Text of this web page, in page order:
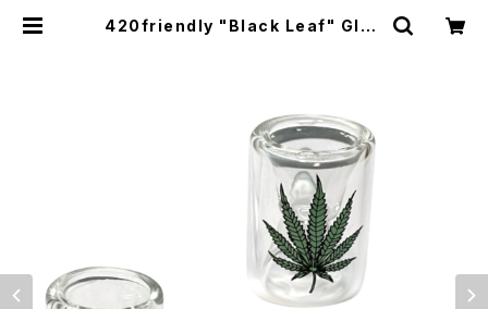
420friendly "Black Leaf" Glas